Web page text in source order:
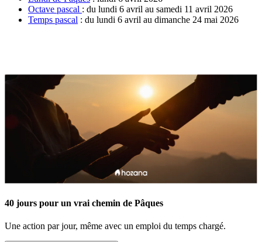
Octave pascal : du lundi 6 avril au samedi 11 avril 2026
Temps pascal : du lundi 6 avril au dimanche 24 mai 2026
40 jours pour un vrai chemin de Pâques
Une action par jour, même avec un emploi du temps chargé.